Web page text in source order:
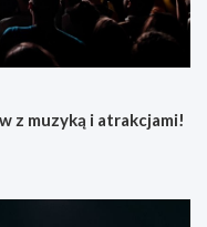
z muzyką i atrakcjami!